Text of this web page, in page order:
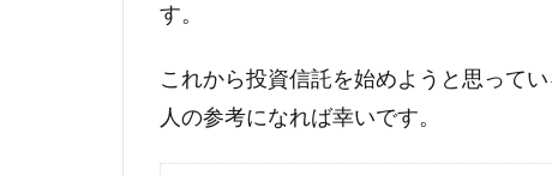
す。
これから投資信託を始めようと思って
人の参考になれば幸いです。